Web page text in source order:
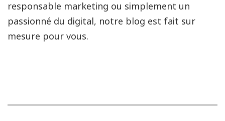
responsable marketing ou simplement un
passionné du digital, notre blog est fait sur
mesure pour vous.